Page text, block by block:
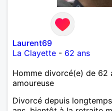
Laurent69
La Clayette - 62 ans
Homme divorcé(e) de 62
amoureuse
Divorcé depuis